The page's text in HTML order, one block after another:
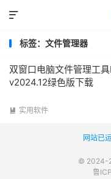

标签：文件管理器
双窗口电脑文件管理工
v2024.12绿色版下载
 实用软件
网站已
© 2024-
鲁